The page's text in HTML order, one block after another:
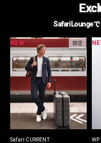
Safari Lounge
NEW 限定
Safari CURRENT WP